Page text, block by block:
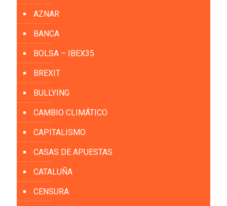
AZNAR
BANCA
BOLSA – IBEX35
BREXIT
BULLYING
CAMBIO CLIMÁTICO
CAPITALISMO
CASAS DE APUESTAS
CATALUÑA
CENSURA